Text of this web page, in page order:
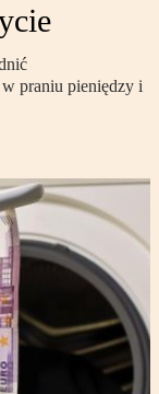
praniu pieniędzy i